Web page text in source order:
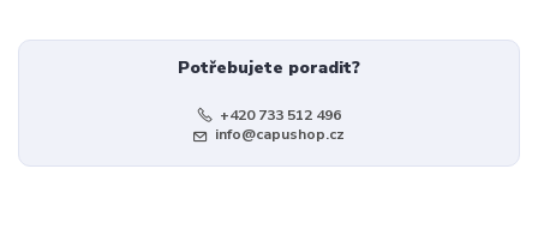
Potřebujete poradit?
+420 733 512 496
info@capushop.cz